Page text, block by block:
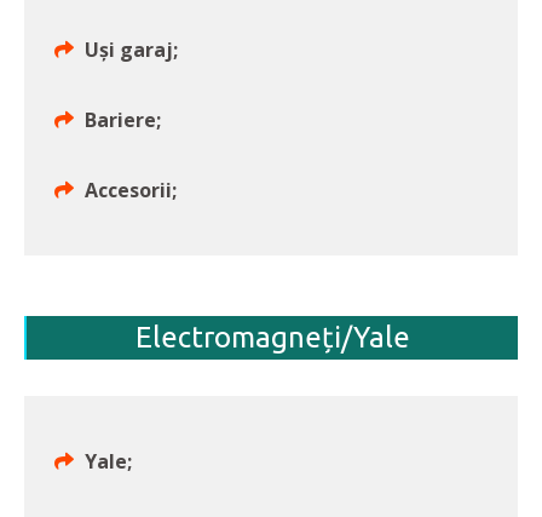
Uși garaj;
Bariere;
Accesorii;
Electromagneți/Yale
Yale;